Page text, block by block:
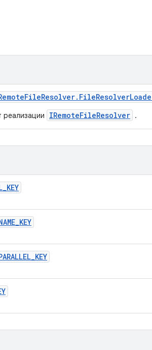
FileResolver. FileResolver
реализации IRemoteFileResolver .
_KEY
_KEY
_KEY